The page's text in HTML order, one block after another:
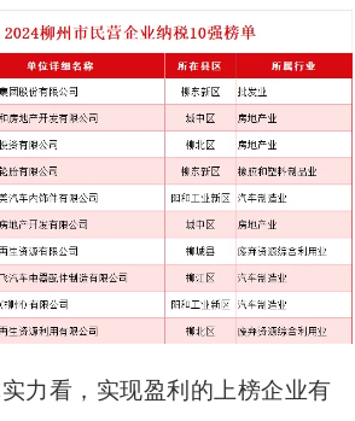
力看，实现盈利的上榜企业有